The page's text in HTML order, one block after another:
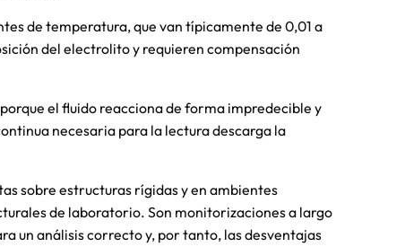
de temperatura, que van típicamente de 0,01 a
del electrolito y requieren compensación
el fluido reacciona de forma impredecible y
necesaria para la lectura descarga la
sobre estructuras rígidas y en ambientes
de laboratorio. Son monitorizaciones a largo
un análisis correcto y, por tanto, las desventajas